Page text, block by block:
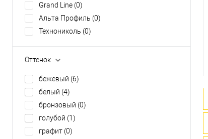
Grand Line (0)
Альта Профиль (0)
Технониколь (0)
Оттенок
бежевый (6)
белый (4)
бронзовый (0)
голубой (1)
графит (0)